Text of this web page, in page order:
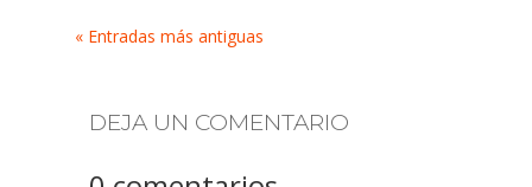
« Entradas más antiguas
DEJA UN COMENTARIO